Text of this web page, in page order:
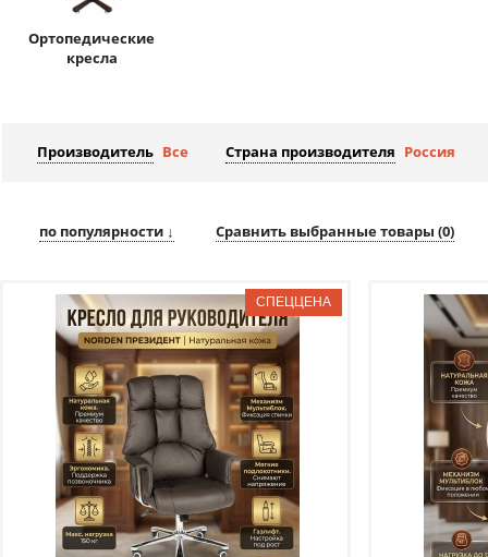
Ортопедические
кресла
Производитель Все Страна производителя Россия
по популярности ↓ Сравнить выбранные товары (0)